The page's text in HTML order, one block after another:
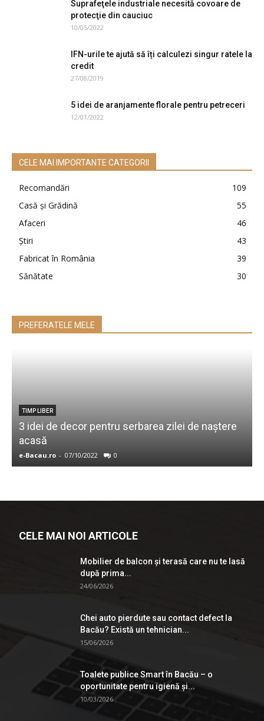
Suprafeţele industriale necesită covoare de
protecţie din cauciuc
10/05/2022
IFN-urile te ajută să îți calculezi singur ratele la
credit
27/08/2019
5 idei de aranjamente florale pentru petreceri
12/01/2022
CELE MAI IMPORTANTE CATEGORII
Recomandări
109
Casă şi Grădină
55
Afaceri
46
Ştiri
43
Fabricat în România
39
Sănătate
30
PREFERATELE MELE
TIMP LIBER
3 idei de decor pentru serbarea zilei de naștere
acasă
e-Bacau.ro - 07/10/2022 0
CELE MAI NOI ARTICOLE
Mobilier de balcon și terasă care nu te lasă
după prima...
24/06/2026
Chei auto pierdute sau contact defect la
Bacău? Există un tehnician...
15/06/2026
Toalete publice Smart în Bacău – o
oportunitate pentru igienă şi...
10/03/2026